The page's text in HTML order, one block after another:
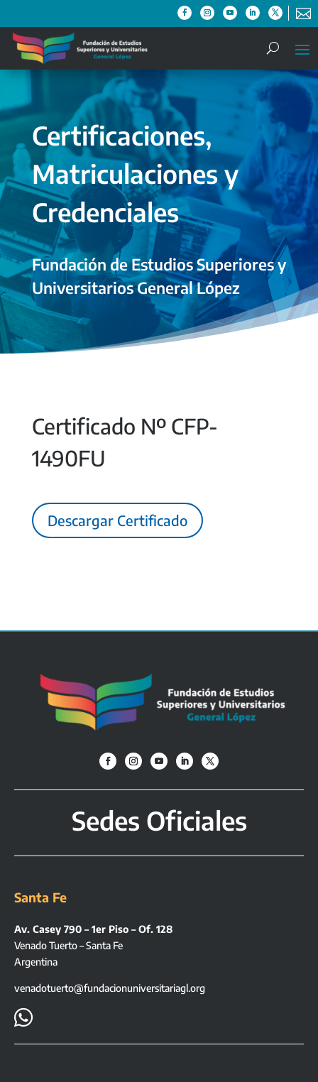

Certificaciones,
Matriculaciones y
Credenciales
Fundación de Estudios Superiores y
Universitarios General López
Certificado Nº CFP-
1490FU
Descargar Certificado
Sedes Oficiales
Santa Fe
Av. Casey 790 – 1er Piso – Of. 128
Venado Tuerto – Santa Fe
Argentina
venadotuerto@fundacionuniversitariagl.org
